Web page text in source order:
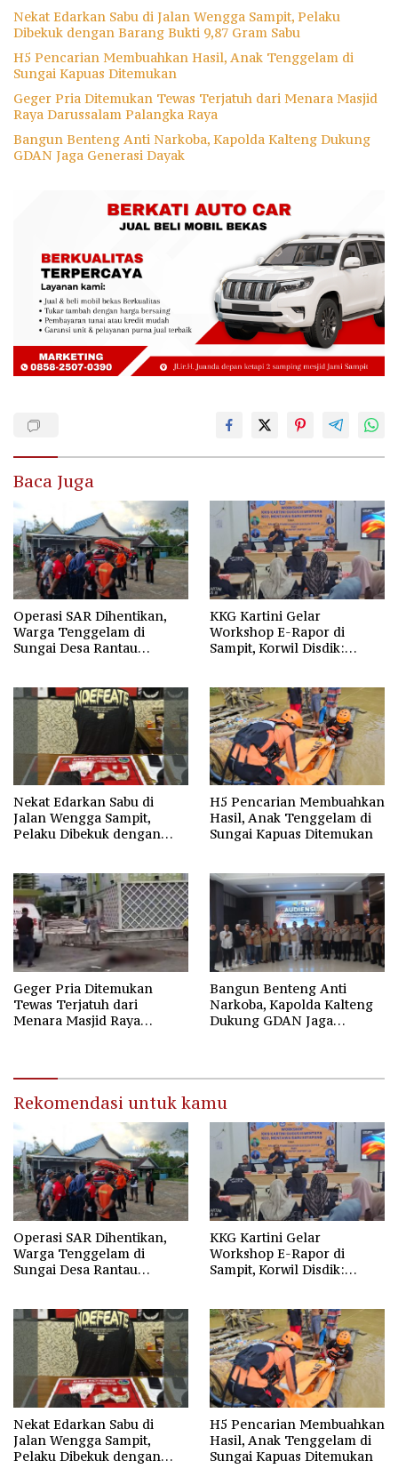
Nekat Edarkan Sabu di Jalan Wengga Sampit, Pelaku
Dibekuk dengan Barang Bukti 9,87 Gram Sabu
H5 Pencarian Membuahkan Hasil, Anak Tenggelam di
Sungai Kapuas Ditemukan
Geger Pria Ditemukan Tewas Terjatuh dari Menara Masjid
Raya Darussalam Palangka Raya
Bangun Benteng Anti Narkoba, Kapolda Kalteng Dukung
GDAN Jaga Generasi Dayak
Baca Juga
Operasi SAR Dihentikan,
Warga Tenggelam di
Sungai Desa Rantau
KKG Kartini Gelar
Workshop E-Rapor di
Sampit, Korwil Disdik:
Nekat Edarkan Sabu di
Jalan Wengga Sampit,
Pelaku Dibekuk dengan
H5 Pencarian Membuahkan
Hasil, Anak Tenggelam di
Sungai Kapuas Ditemukan
Geger Pria Ditemukan
Tewas Terjatuh dari
Menara Masjid Raya
Bangun Benteng Anti
Narkoba, Kapolda Kalteng
Dukung GDAN Jaga
Rekomendasi untuk kamu
Operasi SAR Dihentikan,
Warga Tenggelam di
Sungai Desa Rantau
KKG Kartini Gelar
Workshop E-Rapor di
Sampit, Korwil Disdik:
Nekat Edarkan Sabu di
Jalan Wengga Sampit,
Pelaku Dibekuk dengan
H5 Pencarian Membuahkan
Hasil, Anak Tenggelam di
Sungai Kapuas Ditemukan